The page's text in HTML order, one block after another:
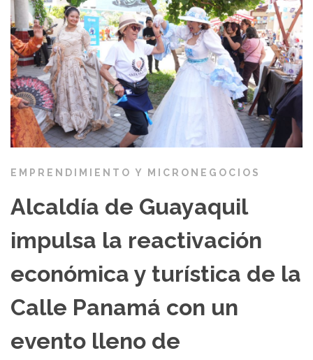
EMPRENDIMIENTO Y MICRONEGOCIOS
Alcaldía de Guayaquil
impulsa la reactivación
económica y turística de la
Calle Panamá con un
evento lleno de